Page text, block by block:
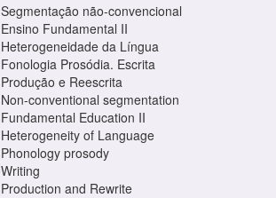
Segmentação não-convencional
Ensino Fundamental II
Heterogeneidade da Língua
Fonologia Prosódia. Escrita
Produção e Reescrita
Non-conventional segmentation
Fundamental Education II
Heterogeneity of Language
Phonology prosody
Writing
Production and Rewrite